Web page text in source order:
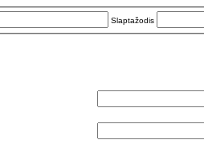
Slaptažodis